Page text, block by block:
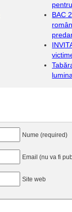
BAC
Nume (required)
Email (nu va fi
Site web